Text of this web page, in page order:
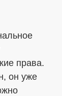
права.
он уже